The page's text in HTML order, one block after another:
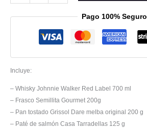
Pago 100% Seguro
Incluye:
– Whisky Johnnie Walker Red Label 700 ml
– Frasco Semillita Gourmet 200g
– Pan tostado Grissol Dare melba original 200 g
– Paté de salmón Casa Tarradellas 125 g